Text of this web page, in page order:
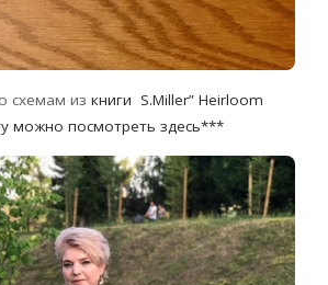
схемам из книги S.Miller” Heirloom
можно посмотреть здесь***